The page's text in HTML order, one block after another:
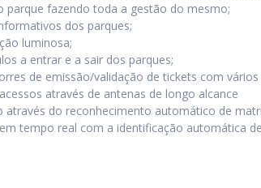
parque fazendo toda a gestão do mesmo;
dos parques;
luminosa;
a entrar e a sair dos parques;
de emissão/validação de tickets com
através de antenas de longo alcance
do reconhecimento automático de
tempo real com a identificação automática